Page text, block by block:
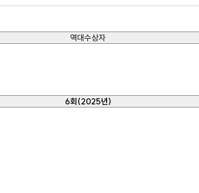
역대수상자
6회(2025년)